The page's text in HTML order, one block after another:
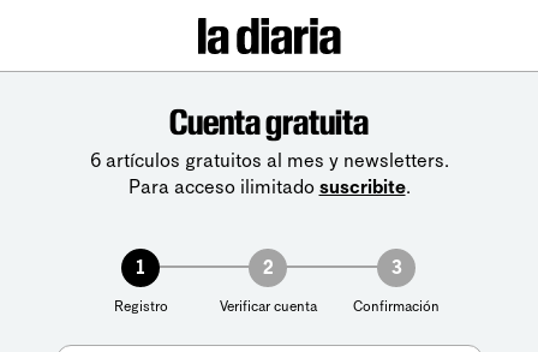
Cuenta gratuita
6 artículos gratuitos al mes y newsletters.
Para acceso ilimitado suscribite.
1
Registro
2
Verificar cuenta
3
Confirmación